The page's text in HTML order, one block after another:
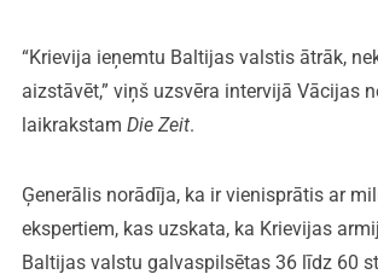
“Krievija ieņemtu Baltijas valstis ātrāk,
aizstāvēt,” viņš uzsvēra intervijā Vācijas
laikrakstam Die Zeit.
Ģenerālis norādīja, ka ir vienisprātis ar
ekspertiem, kas uzskata, ka Krievijas
Baltijas valstu galvaspilsētas 36 līdz 60